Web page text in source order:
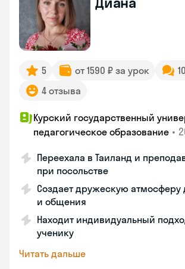
5 от 1590 ₽ за урок
4 отзыва
Курский государственный
педагогическое образование •
Переехала в Таиланд и
при посольстве
Создает дружескую атмосферу
и общения
Находит индивидуальный
ученику
Читать дальше